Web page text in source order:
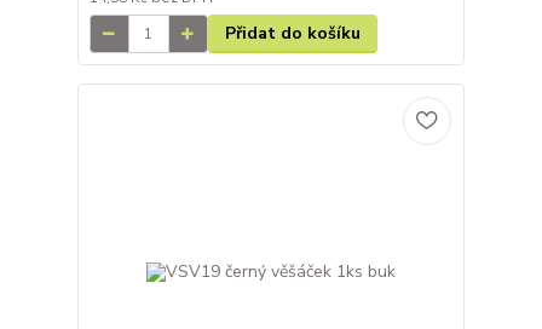
Přidat do košíku